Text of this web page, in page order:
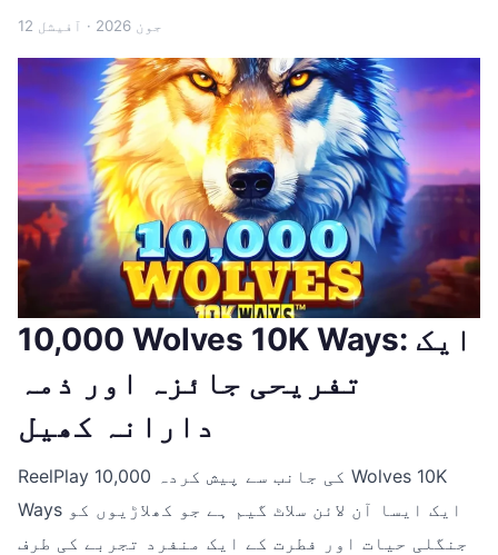
12 جون 2026 · آفیشل
10,000 Wolves 10K Ways: ایک
تفریحی جائزہ اور ذمہ
دارانہ کھیل
ReelPlay کی جانب سے پیش کردہ 10,000 Wolves 10K
Ways ایک ایسا آن لائن سلاٹ گیم ہے جو کھلاڑیوں کو
جنگلی حیات اور فطرت کے ایک منفرد تجربے کی طرف